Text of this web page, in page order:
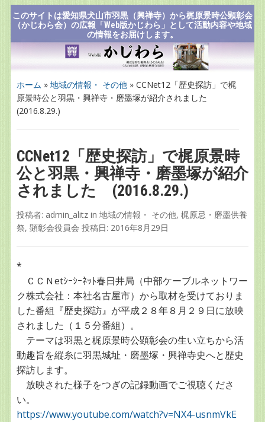
このサイトは愛知県犬山市羽黒（興禅寺）から梶原景時公顕彰会
（かじわら会）の広報「Web版かじわら」として活動内容や地域
の情報をお届けします。
ホーム » 地域の情報・ その他» CCNet12「歴史探訪」で梶
原景時公と羽黒・興禅寺・磨墨塚が紹介されました
(2016.8.29.)
CCNet12「歴史探訪」で梶原景時
公と羽黒・興禅寺・磨墨塚が紹介
されました (2016.8.29.)
投稿者: admin_alitz in 地域の情報・ その他, 梶原忌・磨墨供養
祭, 顕彰会役員会 投稿日: 2016年8月29日
*
ＣＣＮetｼｰｼｰﾈｯﾄ春日井局（中部ケーブルネットワー
ク株式会社：本社名古屋市）から取材を受けておりま
した番組『歴史探訪』が平成２８年８月２９日に放映
されました（１５分番組）。
テーマは羽黒と梶原景時公顕彰会の生い立ちから活
動趣旨を縦糸に羽黒城址・磨墨塚・興禅寺史へと歴史
探訪します。
放映された様子をつぎの記録動画でご視聴くださ
い。
https://www.youtube.com/watch?v=NX4-usnmVkE